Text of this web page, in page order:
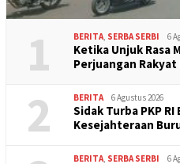
1 BERITA SERBA SERBI 6
Ketika Unjuk Rasa
Perjuangan
2 BERITA 6 Agustus 2026
Sidak Turba PKP
Kesejahteraan
BERITA SERBA SERBI 6